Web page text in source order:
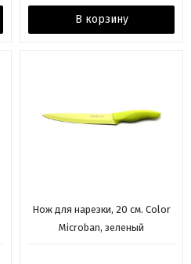
В корзину
Нож для нарезки, 20 см. Color
Microban, зеленый